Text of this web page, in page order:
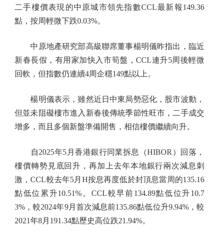
二手樓價表現的中原城市領先指數CCL最新報149.36
點，按周輕微下跌0.03%。
中原地產研究部高級聯席董事楊明儀昨指出，臨近
新春長假，有用家加快入市筍盤，CCL連升5周後輕微
回軟，但指數仍連續4周企穩149點以上。
楊明儀表示，雖然近日中東局勢惡化，股市波動，
但並未阻礙樓市進入新春後傳統季節性旺市，二手成交
增多，而且多個新盤準備開售，相信樓價繼續向升。
自2025年5月香港銀行同業拆息（HIBOR）回落，
樓價轉勢見底回升，再加上去年本地銀行兩次減息刺
激，CCL較去年5月H按息再度低於封頂息當周的135.16
點低位累升10.51%。CCL較早前134.89點低位升10.7
3%，較2024年9月首次減息前135.86點低位升9.94%，較
2021年8月191.34點歷史高位跌21.94%。